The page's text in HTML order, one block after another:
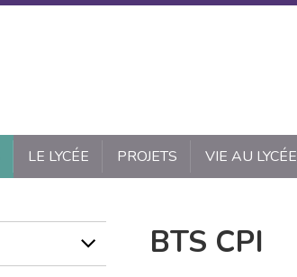
LE LYCÉE PROJETS VIE AU LYCÉE
BTS CPI